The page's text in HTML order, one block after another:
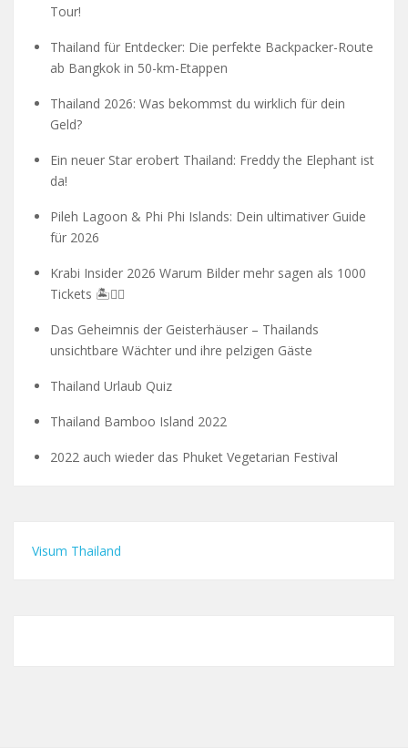
Tour!
Thailand für Entdecker: Die perfekte Backpacker-Route
ab Bangkok in 50-km-Etappen
Thailand 2026: Was bekommst du wirklich für dein
Geld?
Ein neuer Star erobert Thailand: Freddy the Elephant ist
da!
Pileh Lagoon & Phi Phi Islands: Dein ultimativer Guide
für 2026
Krabi Insider 2026 Warum Bilder mehr sagen als 1000
Tickets 🏝️🧗‍♂️
Das Geheimnis der Geisterhäuser – Thailands
unsichtbare Wächter und ihre pelzigen Gäste
Thailand Urlaub Quiz
Thailand Bamboo Island 2022
2022 auch wieder das Phuket Vegetarian Festival
Visum Thailand